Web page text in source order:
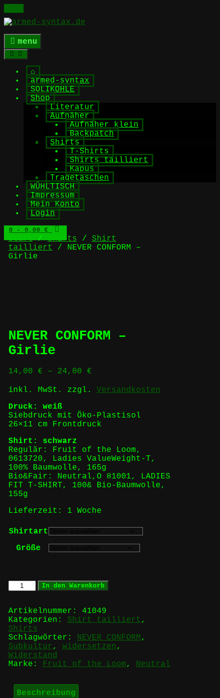
Skip
to
content
menu
⌂
armed-syntax
SOLIKOHLE
Shop
Literatur
Aufnäher
Aufnäher klein
Backpatch
Shirts
T-Shirts
Shirts tailliert
Kapus
Tragetaschen
WÜHLTISCH
Impressum
Mein Konto
Login
0 - 0,00 €
Start/Shirts / Shirt
tailliert / NEVER CONFORM –
Girlie
NEVER CONFORM –
Girlie
14,00 € – 24,00 €
inkl. MwSt. zzgl. Versandkosten
Druck: weiß
Siebdruck mit Öko-Plastisol
26×11 cm Frontdruck
Shirt: schwarz
Regulär: Fruit of the Loom,
0613720, Ladies ValueWeight-T,
100% Baumwolle, 165g
Bio&Fair: Neutral,O 81001, LADIES
FIT T-SHIRT, 100& Bio-Baumwolle,
155g
Lieferzeit: 1 Woche
Shirtart
Größe
NEVER
CONFORM
Girlie
Menge
In den Warenkorb
Artikelnummer: 41049
Kategorien: Shirt tailliert ,
Shirts
Schlagwörter: NEVER CONFORM,
Subkultur , widersetzen ,
Widerstand
Marke: Fruit of the Loom, Neutral
Beschreibung